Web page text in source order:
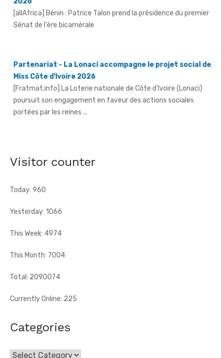
Sénat de l'ère bicamérale
[Fratmat.info] La Loterie nationale de Côte d'Ivoire (Lonaci)
poursuit son engagement en faveur des actions sociales
portées par les reines ...
dirigé par Eliame Niamkey, a remis, le jeudi 6 août 2026, au ...
Visitor counter
Today: 960
Yesterday: 1066
This Week: 4974
This Month: 7004
Total: 2090074
Currently Online: 225
Categories
Categories